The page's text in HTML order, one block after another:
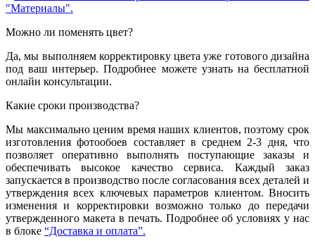
"Материалы".
Можно ли поменять цвет?
Да, мы выполняем корректировку цвета уже готового дизайна
под ваш интерьер. Подробнее можете узнать на бесплатной
онлайн консультации.
Какие сроки производства?
Мы максимально ценим время наших клиентов, поэтому срок
изготовления фотообоев составляет в среднем 2-3 дня, что
позволяет оперативно выполнять поступающие заказы и
обеспечивать высокое качество сервиса. Каждый заказ
запускается в производство после согласования всех деталей и
утверждения всех ключевых параметров клиентом. Вносить
изменения и корректировки возможно только до передачи
утвержденного макета в печать. Подробнее об условиях у нас
в блоке “Доставка и оплата”.